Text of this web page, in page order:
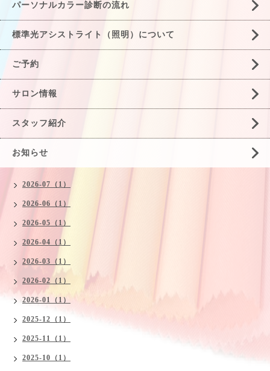
パーソナルカラー診断の流れ
標準光アシストライト（照明）について
ご予約
サロン情報
スタッフ紹介
お知らせ
2026-07（1）
2026-06（1）
2026-05（1）
2026-04（1）
2026-03（1）
2026-02（1）
2026-01（1）
2025-12（1）
2025-11（1）
2025-10（1）